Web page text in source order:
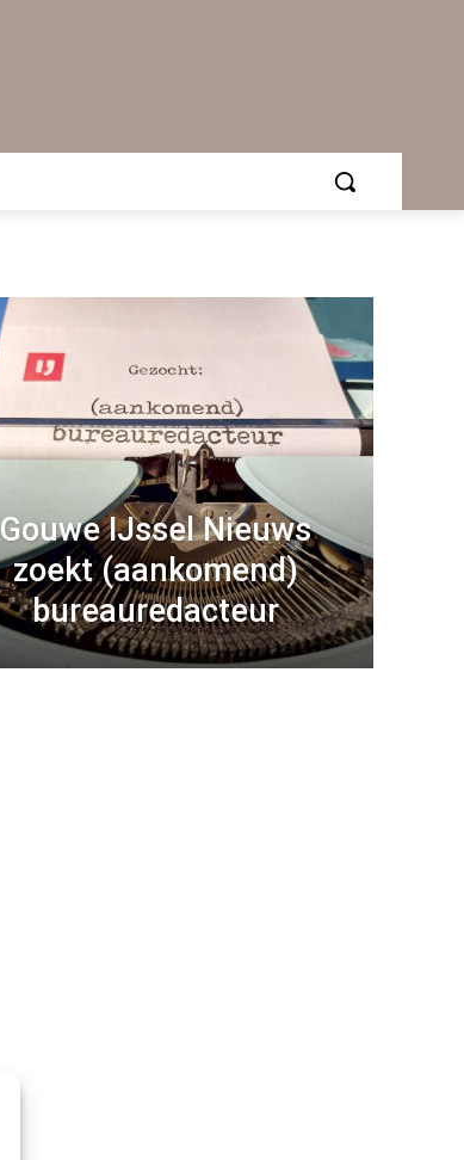
Gouwe IJssel Nieuws
zoekt (aankomend)
bureauredacteur